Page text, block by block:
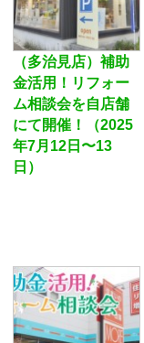
（多治見店）補助
金活用！リフォー
ム相談会を自店舗
にて開催！（2025
年7月12日〜13
日）